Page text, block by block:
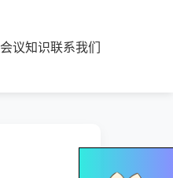
会议知识联系我们